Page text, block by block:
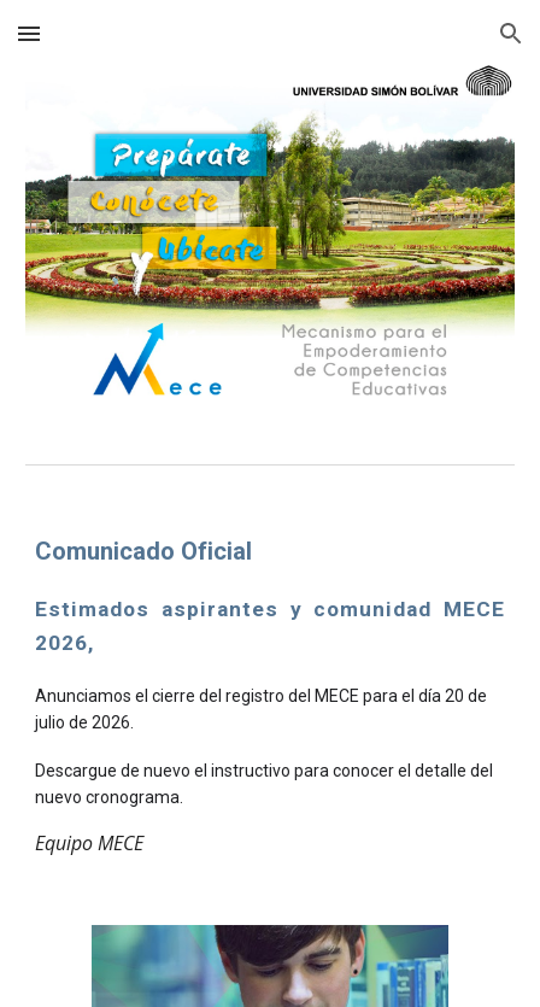
Skip to main content Skip to navigation
Comunicado Oficial
Estimados aspirantes y comunidad MECE
2026,
Anunciamos el cierre del registro del MECE para el día 20 de
julio de 2026.
Descargue de nuevo el instructivo para conocer el detalle del
nuevo cronograma.
Equipo MECE